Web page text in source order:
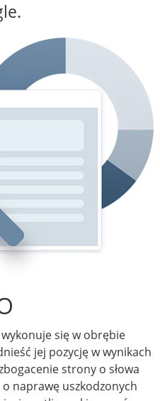
się w obrębie
jej pozycję w wynikach
strony o słowa
naprawę uszkodzonych